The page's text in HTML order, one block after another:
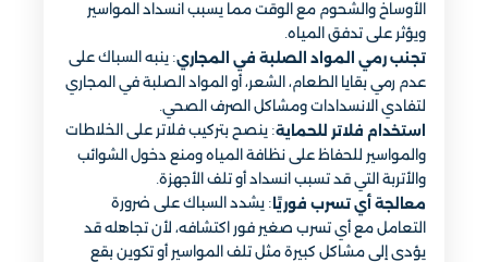
الأوساخ والشحوم مع الوقت مما يسبب انسداد المواسير
ويؤثر على تدفق المياه.
تجنب رمي المواد الصلبة في المجاري: ينبه السباك على
عدم رمي بقايا الطعام، الشعر، أو المواد الصلبة في المجاري
لتفادي الانسدادات ومشاكل الصرف الصحي.
استخدام فلاتر للحماية: ينصح بتركيب فلاتر على الخلاطات
والمواسير للحفاظ على نظافة المياه ومنع دخول الشوائب
والأتربة التي قد تسبب انسداد أو تلف الأجهزة.
معالجة أي تسرب فوريًا : يشدد السباك على ضرورة
التعامل مع أي تسرب صغير فور اكتشافه، لأن تجاهله قد
يؤدي إلى مشاكل كبيرة مثل تلف المواسير أو تكوين بقع